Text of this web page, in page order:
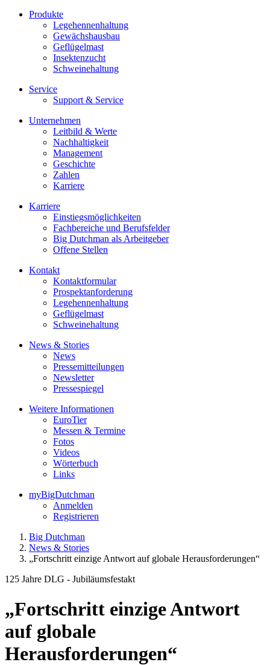
Produkte
Legehennenhaltung
Gewächshausbau
Geflügelmast
Insektenzucht
Schweinehaltung
Service
Support & Service
Unternehmen
Leitbild & Werte
Nachhaltigkeit
Management
Geschichte
Zahlen
Karriere
Karriere
Einstiegsmöglichkeiten
Fachbereiche und Berufsfelder
Big Dutchman als Arbeitgeber
Offene Stellen
Kontakt
Kontaktformular
Prospektanforderung
Legehennenhaltung
Geflügelmast
Schweinehaltung
News & Stories
News
Pressemitteilungen
Newsletter
Pressespiegel
Weitere Informationen
EuroTier
Messen & Termine
Fotos
Videos
Wörterbuch
Links
myBigDutchman
Anmelden
Registrieren
Big Dutchman
News & Stories
„Fortschritt einzige Antwort auf globale Herausforderungen“
125 Jahre DLG - Jubiläumsfestakt
„Fortschritt einzige Antwort
auf globale
Herausforderungen“